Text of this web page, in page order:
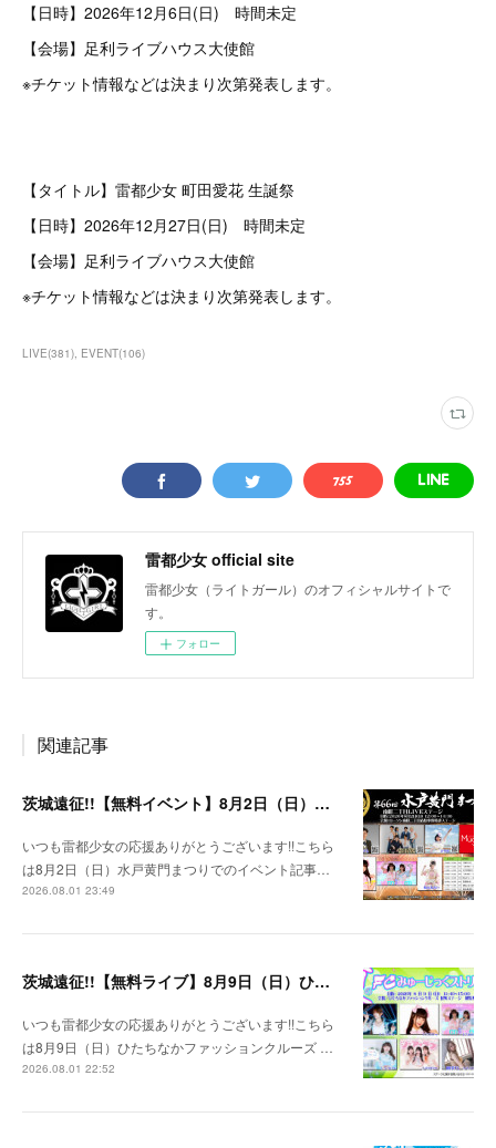
【日時】2026年12月6日(日) 時間未定
【会場】足利ライブハウス大使館
※チケット情報などは決まり次第発表します。
【タイトル】雷都少女 町田愛花 生誕祭
【日時】2026年12月27日(日) 時間未定
【会場】足利ライブハウス大使館
※チケット情報などは決まり次第発表します。
LIVE(381) EVENT(106)
雷都少女 official site
雷都少女（ライトガール）のオフィシャルサイトで
す。
フォロー
関連記事
茨城遠征!!【無料イベント】8月2日（日）水戸黄門まつり
いつも雷都少女の応援ありがとうございます!!こちら
は8月2日（日）水戸黄門まつりでのイベント記事…
2026.08.01 23:49
茨城遠征!!【無料ライブ】8月9日（日）ひたちなかファッションクルーズ 野外ステージ
いつも雷都少女の応援ありがとうございます!!こちら
は8月9日（日）ひたちなかファッションクルーズ …
2026.08.01 22:52